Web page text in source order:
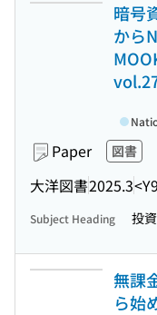
暗号
から
Paper 図書
大洋図書2025.3
Subject Heading 投資
無課
ら始